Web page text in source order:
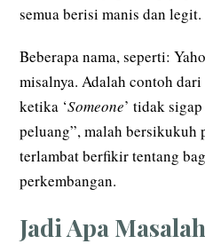
semua berisi manis dan legit.
Beberapa nama, seperti:
misalnya. Adalah contoh
ketika ‘Someone’ tidak
peluang”, malah bersikukuh
terlambat berfikir tentang
perkembangan.
Jadi Apa